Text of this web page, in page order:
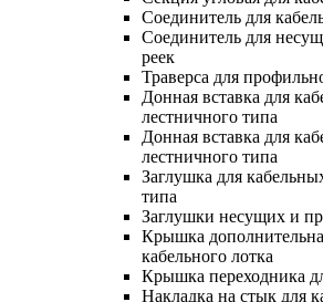
Соединитель для
Соединитель для
реек
Траверса для
Донная вставка для
лестничного типа
Донная вставка для
лестничного типа
Заглушка для
типа
Заглушки несущих и
Крышка
кабельного лотка
Крышка переходника
Накладка на стык для